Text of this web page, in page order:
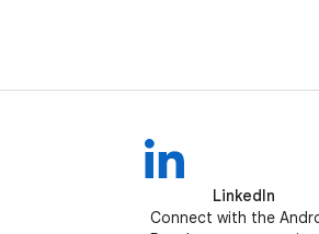
LinkedIn
Connect with the